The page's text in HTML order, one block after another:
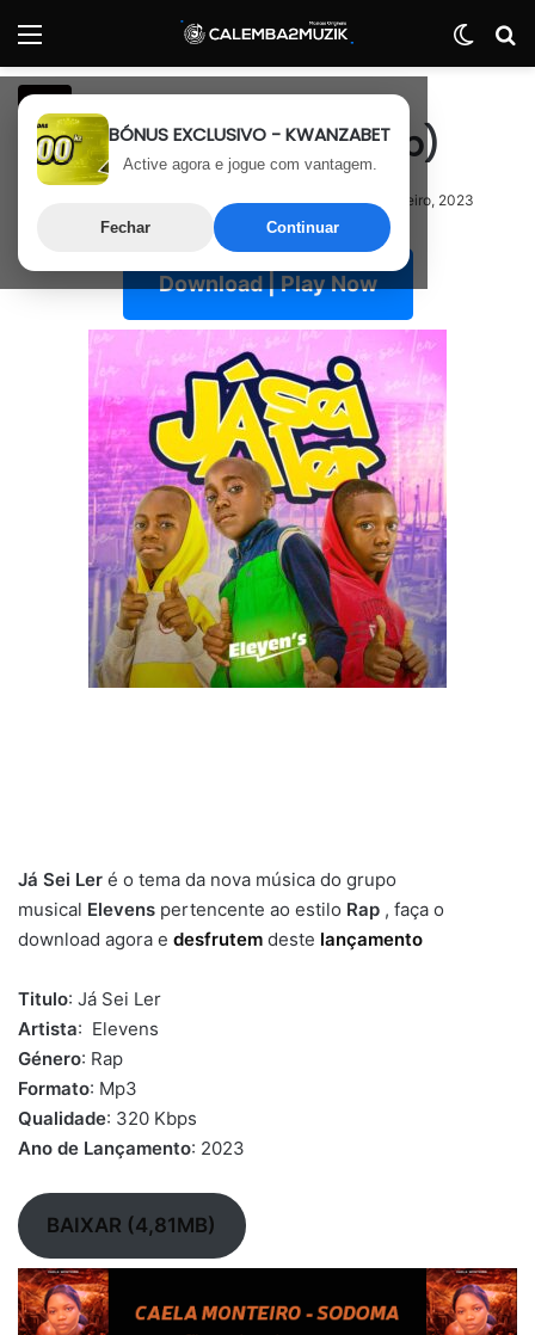
Menu
BÓNUS EXCLUSIVO - KWANZABET
Active agora e jogue com vantagem.
Fechar Continuar
Rap
Elevens – Já Sei Ler (Rap)
Última atualização: 25 de Fevereiro, 2023
Download | Play Now
Já Sei Ler é o tema da nova música do grupo
musical Elevens pertencente ao estilo Rap , faça o
download agora e desfrutem deste lançamento
Titulo: Já Sei Ler
Artista: Elevens
Género: Rap
Formato: Mp3
Qualidade: 320 Kbps
Ano de Lançamento: 2023
BAIXAR (4,81MB)